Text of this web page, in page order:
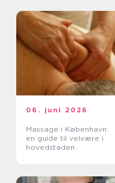
06. juni 2026
Massage i København:
en guide til velvære i
hovedstaden